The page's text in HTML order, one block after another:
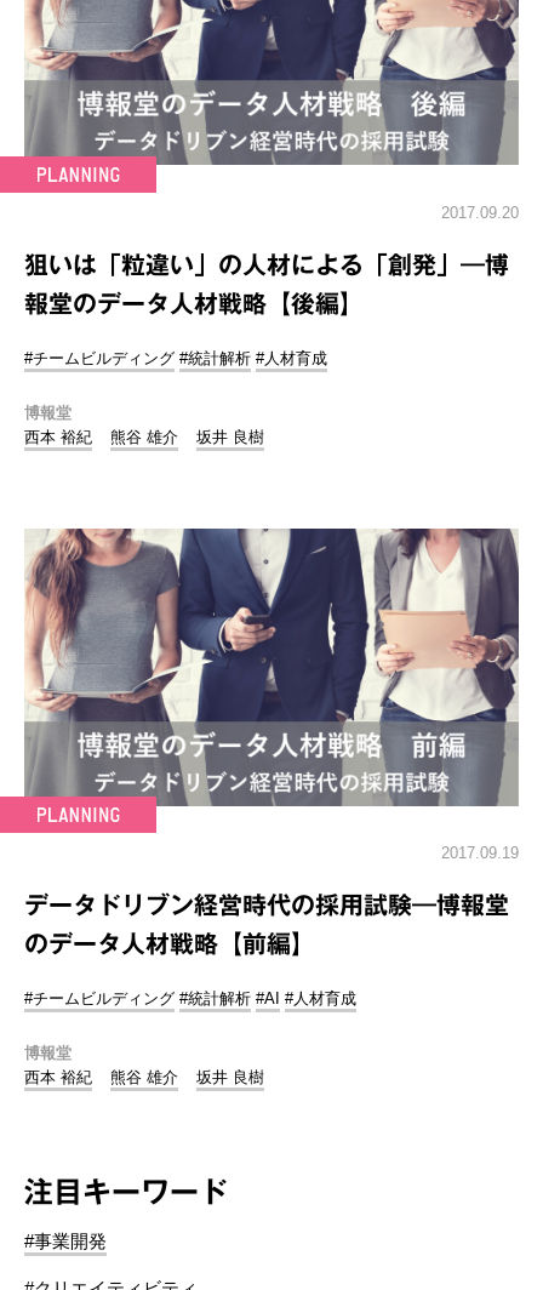
2017.09.20
狙いは「粒違い」の人材による「創発」―博
報堂のデータ人材戦略【後編】
#チームビルディング #統計解析 #人材育成
博報堂
西本 裕紀
熊谷 雄介 坂井 良樹
2017.09.19
データドリブン経営時代の採用試験―博報堂
のデータ人材戦略【前編】
#チームビルディング #統計解析 #AI #人材育成
博報堂
西本 裕紀
熊谷 雄介 坂井 良樹
注目キーワード
#事業開発